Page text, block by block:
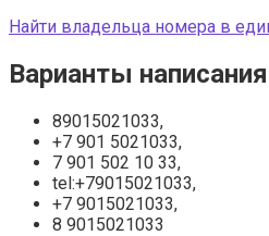
Найти владельца номера в
Варианты
89015021033,
+7 901 5021033,
7 901 502 10 33,
tel:+79015021033,
+7 9015021033,
8 9015021033